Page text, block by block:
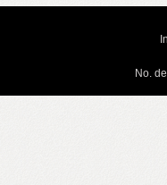
No.